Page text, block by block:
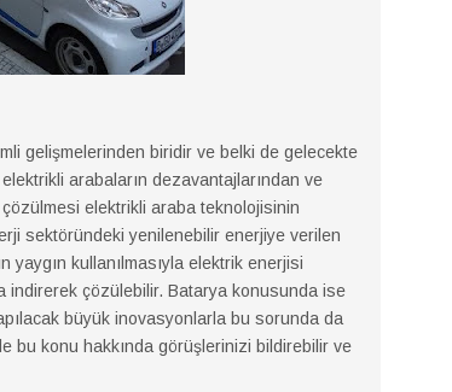
gelişmelerinden biridir ve belki de gelecekte
arabaların dezavantajlarından ve
elektrikli araba teknolojisinin
sektöründeki yenilenebilir enerjiye verilen
yaygın kullanılmasıyla elektrik enerjisi
indirerek çözülebilir. Batarya konusunda ise
büyük inovasyonlarla bu sorunda da
bu konu hakkında görüşlerinizi bildirebilir ve